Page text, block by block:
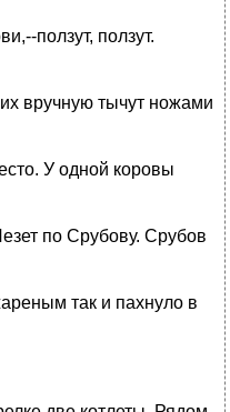
ползут, ползут.
вручную тычут ножами
У одной коровы
по Срубову. Срубов
так и пахнуло в